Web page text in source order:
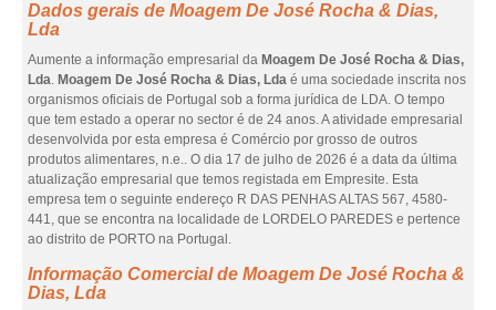
Dados gerais de Moagem De José Rocha & Dias,
Lda
Aumente a informação empresarial da Moagem De José Rocha & Dias,
Lda. Moagem De José Rocha & Dias, Lda é uma sociedade inscrita nos
organismos oficiais de Portugal sob a forma jurídica de LDA. O tempo
que tem estado a operar no sector é de 24 anos. A atividade empresarial
desenvolvida por esta empresa é Comércio por grosso de outros
produtos alimentares, n.e.. O dia 17 de julho de 2026 é a data da última
atualização empresarial que temos registada em Empresite. Esta
empresa tem o seguinte endereço R DAS PENHAS ALTAS 567, 4580-
441, que se encontra na localidade de LORDELO PAREDES e pertence
ao distrito de PORTO na Portugal.
Informação Comercial de Moagem De José Rocha &
Dias, Lda